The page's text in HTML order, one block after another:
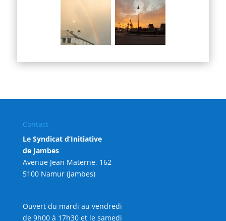
Contact
Le Syndicat d’Initiative
de Jambes
Avenue Jean Materne, 162
5100 Namur (Jambes)
Ouvert du mardi au vendredi
de 9h00 à 17h30 et le samedi